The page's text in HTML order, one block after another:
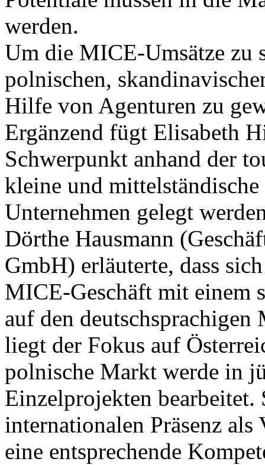
werden.
Um die MICE-Umsätze zu
polnischen,
Hilfe von Agenturen zu
Ergänzend fügt Elisabeth
Schwerpunkt anhand der
kleine und
Unternehmen gelegt
Dörthe Hausmann
GmbH) erläuterte, dass
MICE-Geschäft mit einem
auf den
liegt der Fokus auf
polnische Markt werde in
Einzelprojekten bearbeitet.
internationalen Präsenz
eine entsprechende